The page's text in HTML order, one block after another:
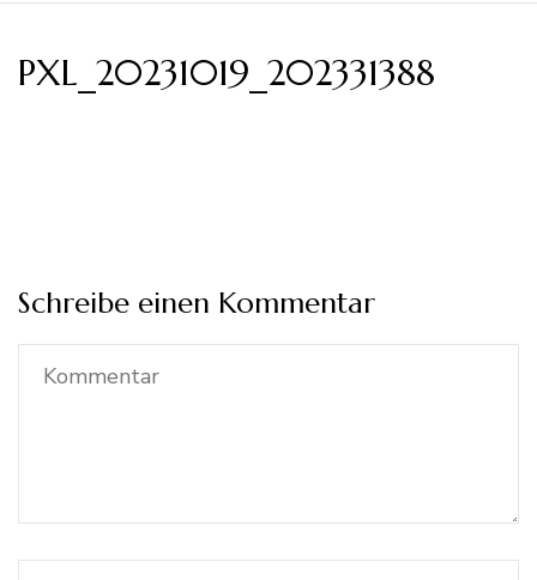
PXL_20231019_202331388
Schreibe einen Kommentar